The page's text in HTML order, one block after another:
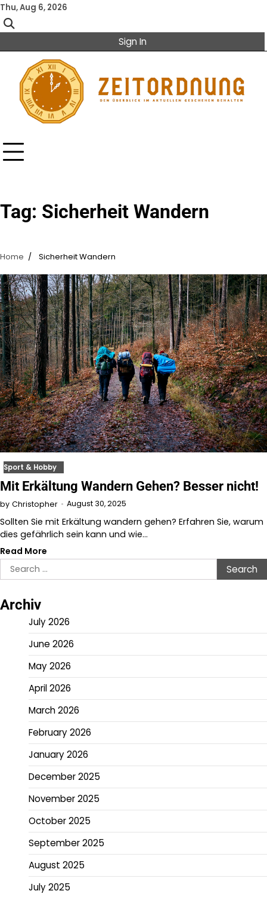
Skip
to
content
Thu, Aug 6, 2026
Sign In
Tag: Sicherheit Wandern
Home Sicherheit Wandern
Sport & Hobby
Mit Erkältung Wandern Gehen? Besser nicht!
by Christopher August 30, 2025
Sollten Sie mit Erkältung wandern gehen? Erfahren Sie, warum
dies gefährlich sein kann und wie…
Read More
Search
for:
Archiv
July 2026
June 2026
May 2026
April 2026
March 2026
February 2026
January 2026
December 2025
November 2025
October 2025
September 2025
August 2025
July 2025